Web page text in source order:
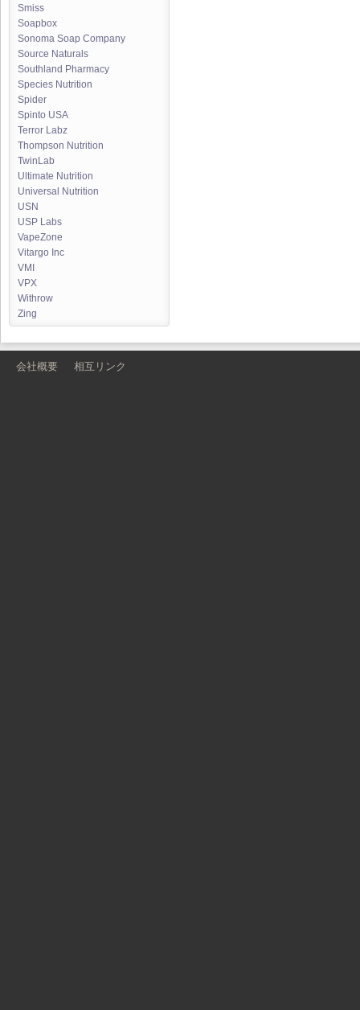
Smiss
Soapbox
Sonoma Soap Company
Source Naturals
Southland Pharmacy
Species Nutrition
Spider
Spinto USA
Terror Labz
Thompson Nutrition
TwinLab
Ultimate Nutrition
Universal Nutrition
USN
USP Labs
VapeZone
Vitargo Inc
VMI
VPX
Withrow
Zing
会社概要 相互リンク